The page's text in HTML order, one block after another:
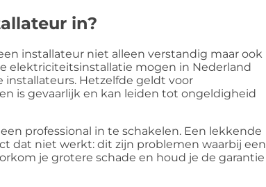
in?
installateur niet alleen verstandig maar ook
elektriciteitsinstallatie mogen in Nederland
Hetzelfde geldt voor
is gevaarlijk en kan leiden tot ongeldigheid
professional in te schakelen. Een lekkende
dat niet werkt: dit zijn problemen waarbij een
je grotere schade en houd je de garantie